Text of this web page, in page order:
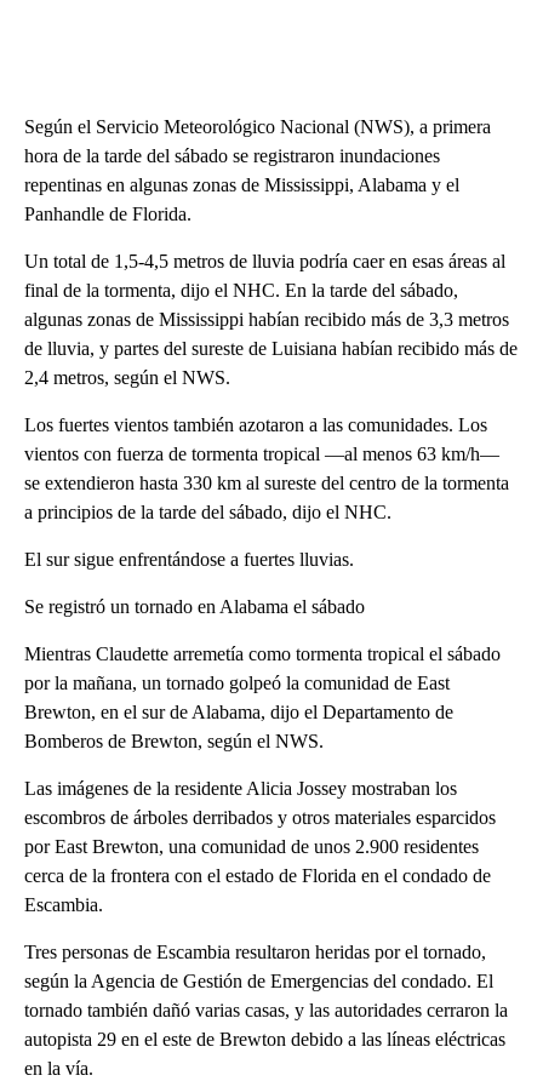
Según el Servicio Meteorológico Nacional (NWS), a primera
hora de la tarde del sábado se registraron inundaciones
repentinas en algunas zonas de Mississippi, Alabama y el
Panhandle de Florida.
Un total de 1,5-4,5 metros de lluvia podría caer en esas áreas al
final de la tormenta, dijo el NHC. En la tarde del sábado,
algunas zonas de Mississippi habían recibido más de 3,3 metros
de lluvia, y partes del sureste de Luisiana habían recibido más de
2,4 metros, según el NWS.
Los fuertes vientos también azotaron a las comunidades. Los
vientos con fuerza de tormenta tropical —al menos 63 km/h—
se extendieron hasta 330 km al sureste del centro de la tormenta
a principios de la tarde del sábado, dijo el NHC.
El sur sigue enfrentándose a fuertes lluvias.
Se registró un tornado en Alabama el sábado
Mientras Claudette arremetía como tormenta tropical el sábado
por la mañana, un tornado golpeó la comunidad de East
Brewton, en el sur de Alabama, dijo el Departamento de
Bomberos de Brewton, según el NWS.
Las imágenes de la residente Alicia Jossey mostraban los
escombros de árboles derribados y otros materiales esparcidos
por East Brewton, una comunidad de unos 2.900 residentes
cerca de la frontera con el estado de Florida en el condado de
Escambia.
Tres personas de Escambia resultaron heridas por el tornado,
según la Agencia de Gestión de Emergencias del condado. El
tornado también dañó varias casas, y las autoridades cerraron la
autopista 29 en el este de Brewton debido a las líneas eléctricas
en la vía.